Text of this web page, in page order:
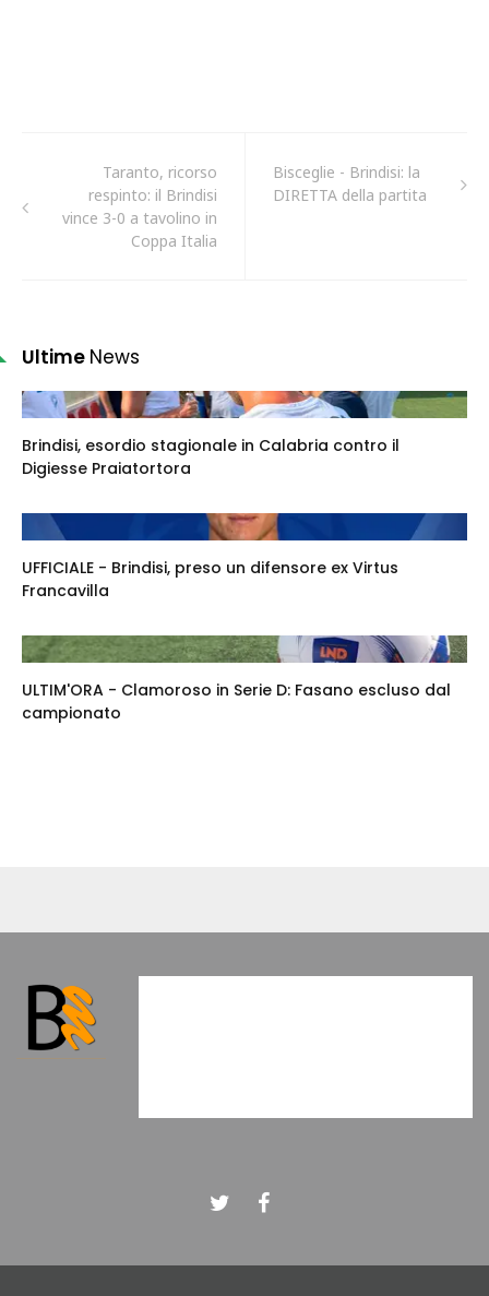
Taranto, ricorso
respinto: il Brindisi
vince 3-0 a tavolino in
Coppa Italia
Bisceglie - Brindisi: la
DIRETTA della partita
Ultime News
Brindisi, esordio stagionale in Calabria contro il
Digiesse Praiatortora
UFFICIALE - Brindisi, preso un difensore ex Virtus
Francavilla
ULTIM'ORA - Clamoroso in Serie D: Fasano escluso dal
campionato